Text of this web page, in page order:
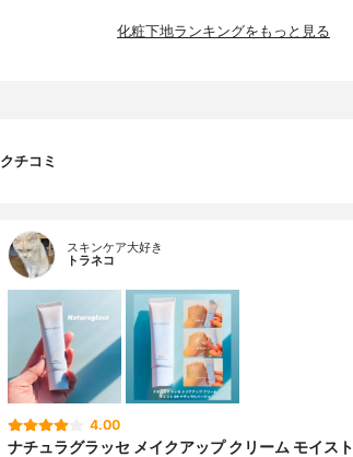
化粧下地ランキングをもっと見る
チコミ
スキンケア大好き
トラネコ
4.00
ナチュラグラッセ メイクアップ クリーム モイスト